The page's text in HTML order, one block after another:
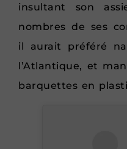
insultant son
nombres de ses
il aurait préféré
l’Atlantique, et
barquettes en